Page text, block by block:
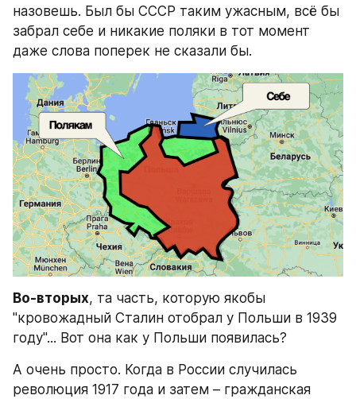
назовешь. Был бы СССР таким ужасным, всё бы
забрал себе и никакие поляки в тот момент
даже слова поперек не сказали бы.
Во-вторых, та часть, которую якобы
"кровожадный Сталин отобрал у Польши в 1939
году"... Вот она как у Польши появилась?
А очень просто. Когда в России случилась
революция 1917 года и затем – гражданская